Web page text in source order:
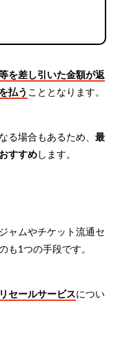
を差し引いた金額が返
払う こととなります。
る場合もあるため、 最
すすめします。
ャムやチケット流通セ
も1つの手段です。
セールサービスについ